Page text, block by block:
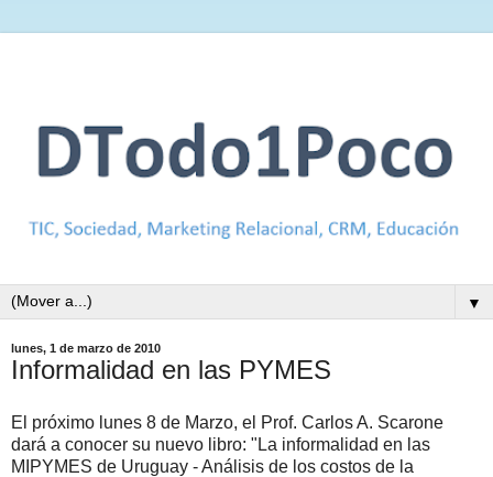
▼
lunes, 1 de marzo de 2010
Informalidad en las PYMES
El próximo lunes 8 de Marzo, el Prof. Carlos A. Scarone
dará a conocer su nuevo libro: "La informalidad en las
MIPYMES de Uruguay - Análisis de los costos de la